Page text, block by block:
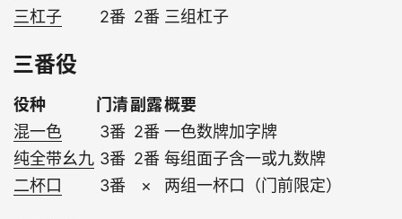
三杠子
2番 2番 三组杠子
三番役
役种 门清副露概要
混一色
3番 2番 一色数牌加字牌
纯全带幺九 3番 2番 每组面子含一或九数牌
二杯口
3番 × 两组一杯口（门前限定）